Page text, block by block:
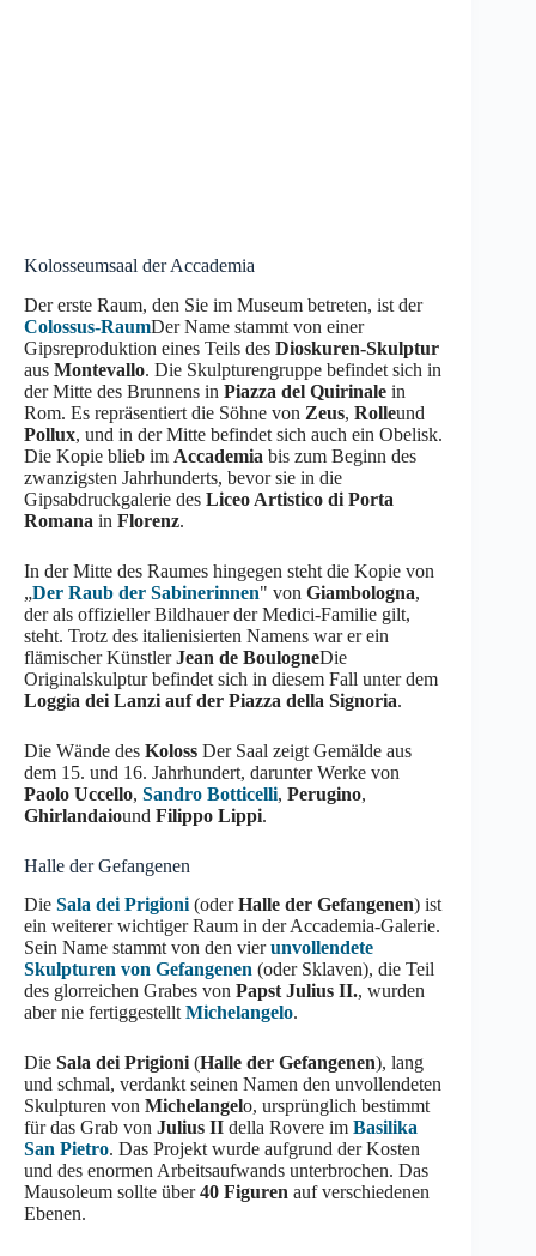
Kolosseumsaal der Accademia
Der erste Raum, den Sie im Museum betreten, ist der
Colossus-RaumDer Name stammt von einer
Gipsreproduktion eines Teils des Dioskuren-Skulptur
aus Montevallo. Die Skulpturengruppe befindet sich in
der Mitte des Brunnens in Piazza del Quirinale in
Rom. Es repräsentiert die Söhne von Zeus, Rolleund
Pollux, und in der Mitte befindet sich auch ein Obelisk.
Die Kopie blieb im Accademia bis zum Beginn des
zwanzigsten Jahrhunderts, bevor sie in die
Gipsabdruckgalerie des Liceo Artistico di Porta
Romana in Florenz.
In der Mitte des Raumes hingegen steht die Kopie von
„Der Raub der Sabinerinnen" von Giambologna,
der als offizieller Bildhauer der Medici-Familie gilt,
steht. Trotz des italienisierten Namens war er ein
flämischer KünstlerJean de BoulogneDie
Originalskulptur befindet sich in diesem Fall unter dem
Loggia dei Lanzi auf der Piazza della Signoria.
Die Wände des Koloss Der Saal zeigt Gemälde aus
dem 15. und 16. Jahrhundert, darunter Werke von
Paolo Uccello, Sandro Botticelli, Perugino,
Ghirlandaiound Filippo Lippi.
Halle der Gefangenen
Die Sala dei Prigioni(oderHalle der Gefangenen) ist
ein weiterer wichtiger Raum in der Accademia-Galerie.
Sein Name stammt von den vierunvollendete
Skulpturen von Gefangenen (oder Sklaven), die Teil
des glorreichen Grabes von Papst Julius II., wurden
aber nie fertiggestelltMichelangelo.
Die Sala dei Prigioni(Halle der Gefangenen), lang
und schmal, verdankt seinen Namen den unvollendeten
Skulpturen von Michelangelo, ursprünglich bestimmt
für das Grab von Julius II della Rovere im Basilika
San Pietro. Das Projekt wurde aufgrund der Kosten
und des enormen Arbeitsaufwands unterbrochen. Das
Mausoleum sollte über40 Figuren auf verschiedenen
Ebenen.